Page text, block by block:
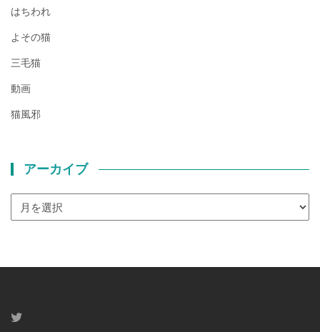
はちわれ
よその猫
三毛猫
動画
猫風邪
アーカイブ